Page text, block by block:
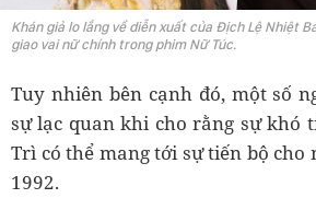
Khán giả lo lắng về diễn xuất của Địch Lệ Nhiệt
giao vai nữ chính trong phim Nữ Túc.
Tuy nhiên bên cạnh đó, một số
sự lạc quan khi cho rằng sự khó
Trì có thể mang tới sự tiến bộ
1992.